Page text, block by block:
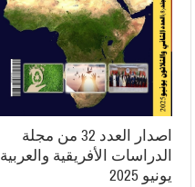
اصدار العدد 32 من مجلة
الدراسات الأفريقية والعربية
يونيو 2025